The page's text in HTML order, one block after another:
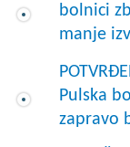
bolnici
manje
Pulska
zapravo